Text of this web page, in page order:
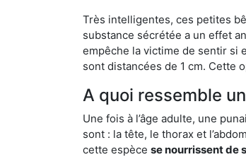
Très intelligentes, ces petites
substance sécrétée a un effet
empêche la victime de sentir si
sont distancées de 1 cm. Cette
A quoi ressemble
Une fois à l’âge adulte, une
sont : la tête, le thorax et
cette espèce se nourrissent de